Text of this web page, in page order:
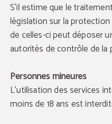
S'il estime que le
législation sur la
de celles-ci peut déposer
autorités de contrôle de
Personnes mineures
L'utilisation des services
moins de 18 ans est